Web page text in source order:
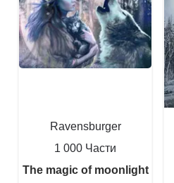
Ravensburger
1 000 Части
The magic of moonlight